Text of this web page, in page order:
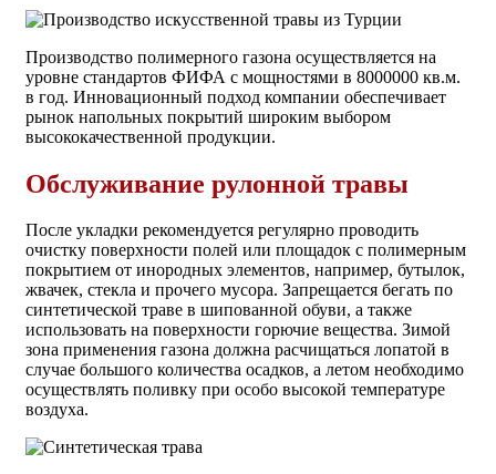
Производство полимерного газона осуществляется на
уровне стандартов ФИФА с мощностями в 8000000 кв.м.
в год. Инновационный подход компании обеспечивает
рынок напольных покрытий широким выбором
высококачественной продукции.
Обслуживание рулонной травы
После укладки рекомендуется регулярно проводить
очистку поверхности полей или площадок с полимерным
покрытием от инородных элементов, например, бутылок,
жвачек, стекла и прочего мусора. Запрещается бегать по
синтетической траве в шипованной обуви, а также
использовать на поверхности горючие вещества. Зимой
зона применения газона должна расчищаться лопатой в
случае большого количества осадков, а летом необходимо
осуществлять поливку при особо высокой температуре
воздуха.